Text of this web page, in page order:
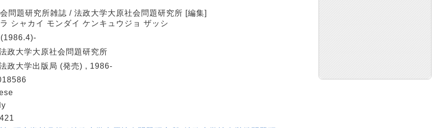
問題研究所雑誌 / 法政大学大原社会問題研究所 [編集]
シャカイ モンダイ ケンキュウジョ ザッシ
政大学大原社会問題研究所
政大学出版局 (発売) , 1986-